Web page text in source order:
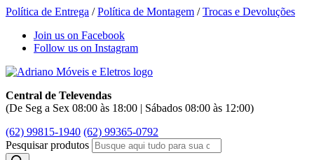
Política de Entrega /Política de Montagem /Trocas e Devoluções
Join us on Facebook
Follow us on Instagram
Central de Televendas
(De Seg a Sex 08:00 às 18:00 | Sábados 08:00 às 12:00)
(62) 99815-1940 (62) 99365-0792
Pesquisar produtos